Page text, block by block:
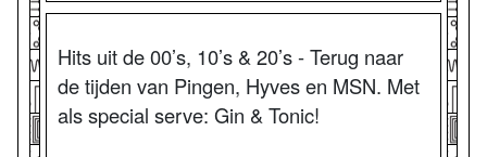
Hits uit de 00’s, 10’s & 20’s - Terug naar
de tijden van Pingen, Hyves en MSN. Met
als special serve: Gin & Tonic!